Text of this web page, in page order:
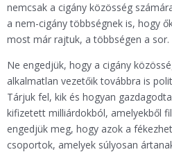
nemcsak a cigány közösség
a nem-cigány többségnek is, hogy
most már rajtuk, a többségen a sor.
Ne engedjük, hogy a cigány
alkalmatlan vezetőik továbbra is
Tárjuk fel, kik és hogyan
kifizetett milliárdokból, amelyekből
engedjük meg, hogy azok a
csoportok, amelyek súlyosan